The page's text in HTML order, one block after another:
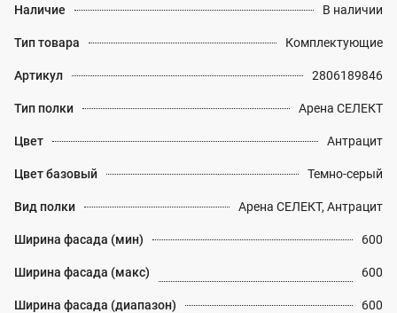
Наличие В наличии
Тип товара Комплектующие
Артикул 2806189846
Тип полки Арена СЕЛЕКТ
Цвет Антрацит
Цвет базовый Темно-серый
Вид полки Арена СЕЛЕКТ, Антрацит
Ширина фасада (мин) 600
Ширина фасада (макс) 600
Ширина фасада (диапазон) 600